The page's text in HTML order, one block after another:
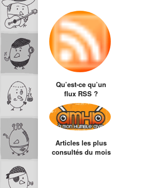
Qu’est-ce qu’un
flux RSS ?
(101ème article +
top articles Juillet)
Articles les plus
consultés du mois